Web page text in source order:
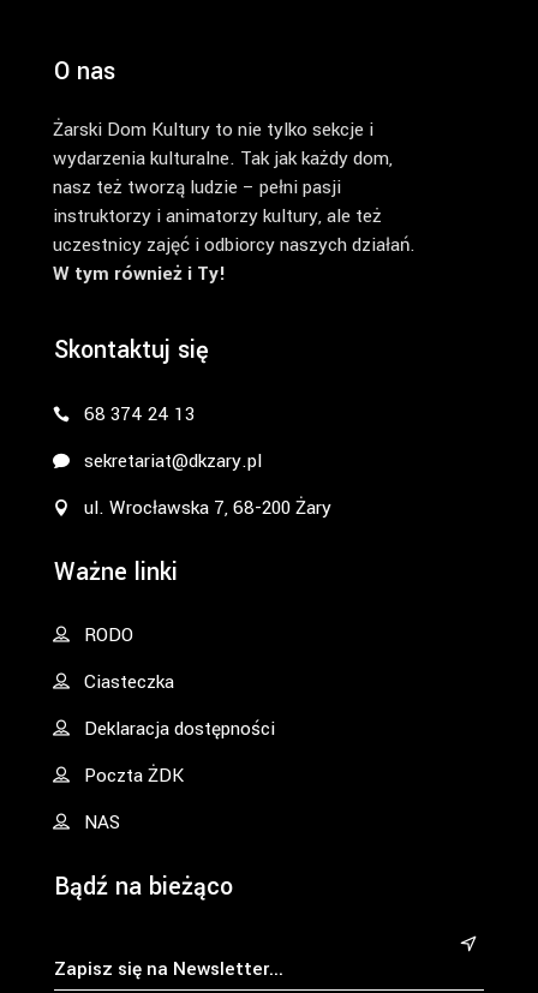
O nas
Żarski Dom Kultury to nie tylko sekcje i
wydarzenia kulturalne. Tak jak każdy dom,
nasz też tworzą ludzie – pełni pasji
instruktorzy i animatorzy kultury, ale też
uczestnicy zajęć i odbiorcy naszych działań.
W tym również i Ty!
Skontaktuj się
68 374 24 13
sekretariat@dkzary.pl
ul. Wrocławska 7, 68-200 Żary
Ważne linki
RODO
Ciasteczka
Deklaracja dostępności
Poczta ŻDK
NAS
Bądź na bieżąco
&